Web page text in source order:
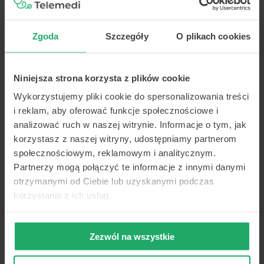
Zgoda Szczegóły O plikach cookies
Niniejsza strona korzysta z plików cookie
Wykorzystujemy pliki cookie do spersonalizowania treści
i reklam, aby oferować funkcje społecznościowe i
analizować ruch w naszej witrynie. Informacje o tym, jak
korzystasz z naszej witryny, udostępniamy partnerom
społecznościowym, reklamowym i analitycznym.
Partnerzy mogą połączyć te informacje z innymi danymi
otrzymanymi od Ciebie lub uzyskanymi podczas
korzystania z ich usług.
Zezwól na wszystkie
go podczas leczenia, podejmuje lekarz.
szczególnej ostrożności w stosowaniu tego
antybiotyku są:
uczulenie na azytromycynę, erytromycynę
lub inne antybiotyki makrolidowe lub inne
substancje pomocnicze, które wchodzące
w skład leku,
stany sprzyjające powstawaniu zaburzeń
rytmu serca takich jak: bardzo wolna
czynność serca, ciężka niewydolność serca,
zaburzenia elektrolitowe, wrodzone lub
występujące kiedykolwiek zaburzenia rytmu
serca, przyjmowanie leków, które niosą
ryzyko wydłużenia odstępu qt w badaniu
EKG,
i nerek;
zaburzenia nerwowe lub umysłowe;
zakażone rany oparzeniowe i inne